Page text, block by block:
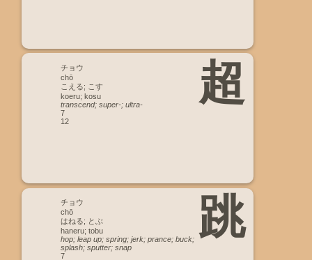
超
チョウ
chō
こえる; こす
koeru; kosu
transcend; super-; ultra-
7
12
跳
チョウ
chō
はねる; とぶ
haneru; tobu
hop; leap up; spring; jerk; prance; buck;
splash; sputter; snap
7